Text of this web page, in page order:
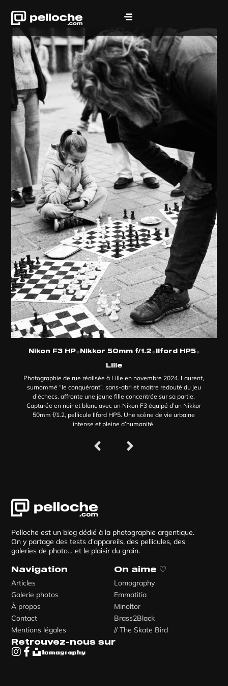
Nikon F3 HP•Nikkor 50mm f/1.2•Ilford HP5•
Lille
Photographie de rue réalisée à Lille en novembre 2024. Laurent,
surnommé “le conquérant”, sans-abri et maître redouté du jeu
d’échecs, affronte une jeune fille concentrée sur sa partie.
Capturée en noir et blanc avec un Nikon F3 équipé d’un Nikkor
50mm f/1.2, pellicule Ilford HP5. Une scène de vie urbaine
intense et pleine d’humanité.
Pelloche est un blog dédié à la photographie argentique.
On y partage des tests d’appareils, des pellicules, des
galeries de photo… et le plaisir du grain.
Navigation
Articles
Galerie photos
À propos
Contact
Mentions légales
On aime ♡
Lomography
Emmatitia
Minoltor
Brass2Black
// The Skate Bird
Retrouvez-nous sur